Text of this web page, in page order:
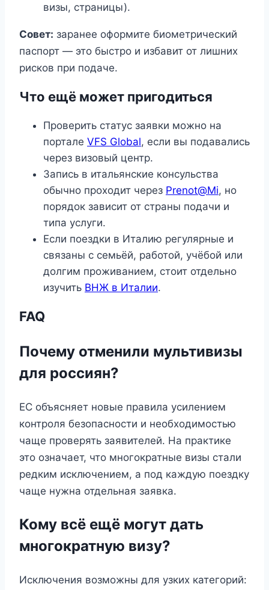
визы, страницы).
Совет: заранее оформите биометрический
паспорт — это быстро и избавит от лишних
рисков при подаче.
Что ещё может пригодиться
Проверить статус заявки можно на
портале VFS Global, если вы подавались
через визовый центр.
Запись в итальянские консульства
обычно проходит через Prenot@Mi, но
порядок зависит от страны подачи и
типа услуги.
Если поездки в Италию регулярные и
связаны с семьёй, работой, учёбой или
долгим проживанием, стоит отдельно
изучить ВНЖ в Италии.
FAQ
Почему отменили мультивизы
для россиян?
ЕС объясняет новые правила усилением
контроля безопасности и необходимостью
чаще проверять заявителей. На практике
это означает, что многократные визы стали
редким исключением, а под каждую поездку
чаще нужна отдельная заявка.
Кому всё ещё могут дать
многократную визу?
Исключения возможны для узких категорий: